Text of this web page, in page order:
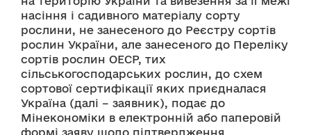
насіння і садивного матеріалу сорту
рослини, не занесеного до Реєстру сортів
рослин України, але занесеного до Переліку
сортів рослин ОЕСР, тих
сільськогосподарських рослин, до схем
сортової сертифікації яких приєдналася
Україна (далі – заявник), подає до
Мінекономіки в електронній або паперовій
формі заяву щодо підтвердження